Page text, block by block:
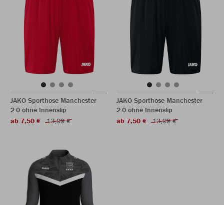
JAKO Sporthose Manchester
2.0 ohne Innenslip
ab 7,50 €
13,99 €
JAKO Sporthose Manchester
2.0 ohne Innenslip
ab 7,50 €
13,99 €